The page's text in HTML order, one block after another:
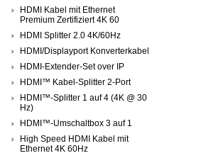
HDMI Kabel mit Ethernet
Premium Zertifiziert 4K 60
HDMI Splitter 2.0 4K/60Hz
HDMI/Displayport Konverterkabel
HDMI-Extender-Set over IP
HDMI™ Kabel-Splitter 2-Port
HDMI™-Splitter 1 auf 4 (4K @ 30
Hz)
HDMI™-Umschaltbox 3 auf 1
High Speed HDMI Kabel mit
Ethernet 4K 60Hz